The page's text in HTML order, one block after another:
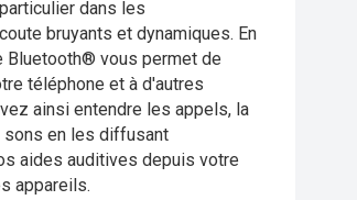
dans les
bruyants et dynamiques. En
Bluetooth® vous permet de
téléphone et à d'autres
ainsi entendre les appels, la
sons en les diffusant
aides auditives depuis votre
appareils.